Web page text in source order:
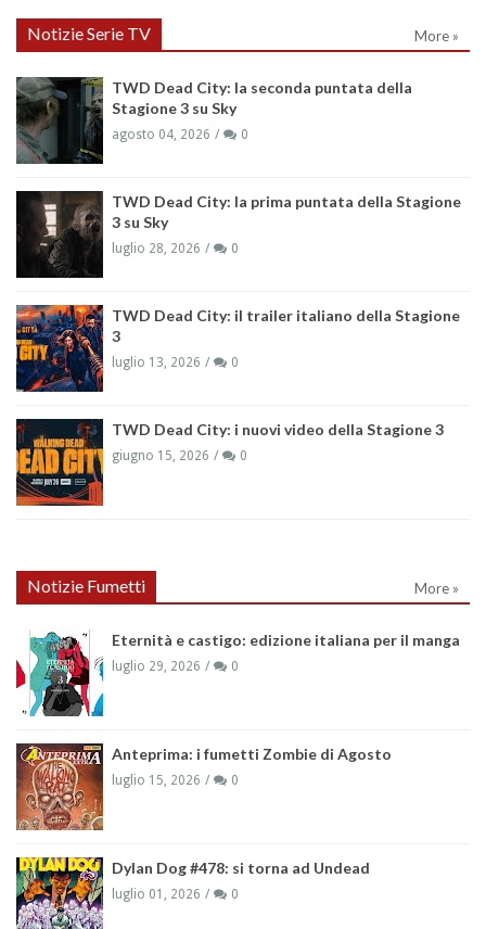
Notizie Serie TV More »
TWD Dead City: la seconda puntata della
Stagione 3 su Sky
agosto 04, 2026 0
TWD Dead City: la prima puntata della Stagione
3 su Sky
luglio 28, 2026 0
TWD Dead City: il trailer italiano della Stagione
3
luglio 13, 2026 0
TWD Dead City: i nuovi video della Stagione 3
giugno 15, 2026 0
Notizie Fumetti More »
Eternità e castigo: edizione italiana per il manga
luglio 29, 2026 0
Anteprima: i fumetti Zombie di Agosto
luglio 15, 2026 0
Dylan Dog #478: si torna ad Undead
luglio 01, 2026 0